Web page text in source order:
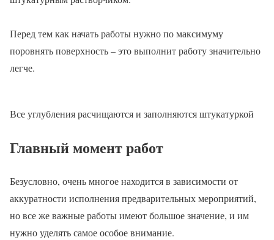
Перед тем как начать работы нужно по максимуму
поровнять поверхность – это выполнит работу значительно
легче.
Все углубления расчищаются и заполняются штукатуркой
Главный момент работ
Безусловно, очень многое находится в зависимости от
аккуратности исполнения предварительных мероприятий,
но все же важные работы имеют большое значение, и им
нужно уделять самое особое внимание.